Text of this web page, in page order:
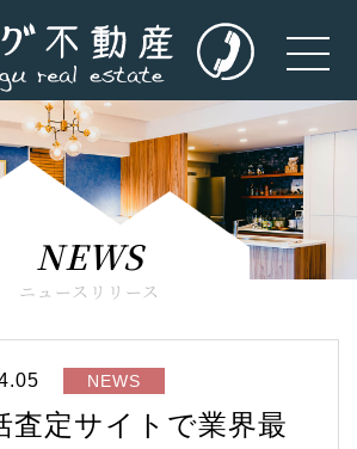
NEWS
ニュースリリース
NEWS
査定サイトで業界最